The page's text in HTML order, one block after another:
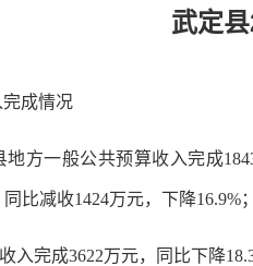
武定
成情况
方一般公共预算收入完成
比减收1424万元，下降
入完成3622万元，同比下降